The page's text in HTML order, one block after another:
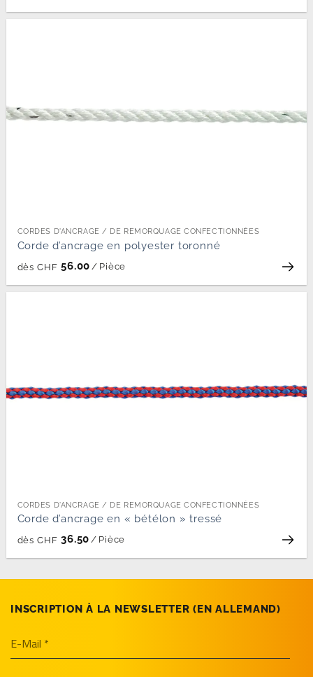
CORDES D'ANCRAGE / DE REMORQUAGE CONFECTIONNÉES
Corde d’ancrage en polyester toronné
dès CHF 56.00 / Pièce
CORDES D'ANCRAGE / DE REMORQUAGE CONFECTIONNÉES
Corde d’ancrage en « bétélon » tressé
dès CHF 36.50 / Pièce
INSCRIPTION À LA NEWSLETTER (EN­ ALLEMAND)